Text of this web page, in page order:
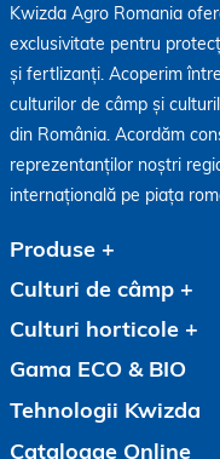
Kwizda Agro Romania
exclusivitate pentru
și fertlizanți. Acoperim
culturilor de câmp și
din România. Acordăm
reprezentanților noștri
internațională pe piața
Produse
Culturi de câmp
Culturi horticole
Gama ECO & BIO
Tehnologii Kwizda
Cataloage Online